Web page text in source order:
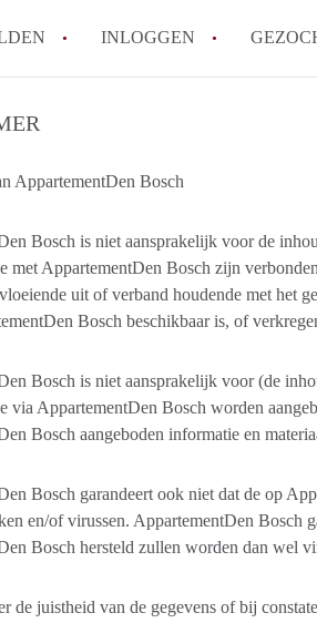
INLOGGEN
Wat is de
Berekent
Alle veelgestelde
AppartementDen Bosch
Bosch is niet aansprakelijk voor de
met AppartementDen Bosch zijn
uit of verband houdende met het
Bosch beschikbaar is, of
Bosch is niet aansprakelijk voor (de
via AppartementDen Bosch worden
Bosch aangeboden informatie en
Bosch garandeert ook niet dat de op
en/of virussen. AppartementDen Bosch
Bosch hersteld zullen worden dan wel
de juistheid van de gegevens of bij